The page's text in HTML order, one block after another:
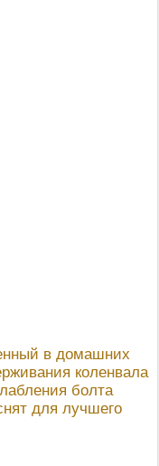
в домашних
коленвала
болта
для лучшего